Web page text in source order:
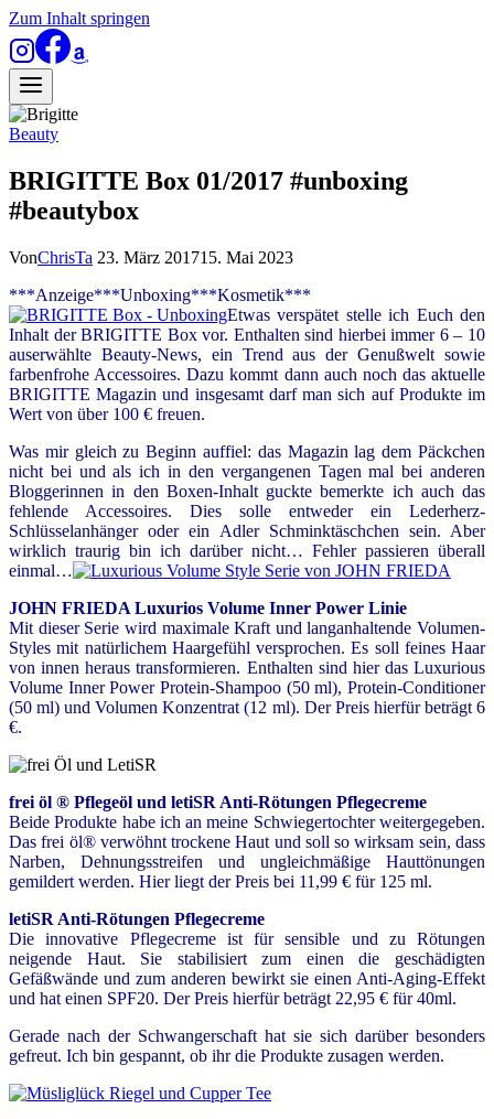
Zum Inhalt springen
Beauty
BRIGITTE Box 01/2017 #unboxing
#beautybox
VonChrisTa 23. März 201715. Mai 2023
***Anzeige***Unboxing***Kosmetik***
Etwas verspätet stelle ich Euch den
Inhalt der BRIGITTE Box vor. Enthalten sind hierbei immer 6 – 10
auserwählte Beauty-News, ein Trend aus der Genußwelt sowie
farbenfrohe Accessoires. Dazu kommt dann auch noch das aktuelle
BRIGITTE Magazin und insgesamt darf man sich auf Produkte im
Wert von über 100 € freuen.
Was mir gleich zu Beginn auffiel: das Magazin lag dem Päckchen
nicht bei und als ich in den vergangenen Tagen mal bei anderen
Bloggerinnen in den Boxen-Inhalt guckte bemerkte ich auch das
fehlende Accessoires. Dies solle entweder ein Lederherz-
Schlüsselanhänger oder ein Adler Schminktäschchen sein. Aber
wirklich traurig bin ich darüber nicht… Fehler passieren überall
einmal…
JOHN FRIEDA Luxurios Volume Inner Power Linie
Mit dieser Serie wird maximale Kraft und langanhaltende Volumen-
Styles mit natürlichem Haargefühl versprochen. Es soll feines Haar
von innen heraus transformieren. Enthalten sind hier das Luxurious
Volume Inner Power Protein-Shampoo (50 ml), Protein-Conditioner
(50 ml) und Volumen Konzentrat (12 ml). Der Preis hierfür beträgt 6
€.
frei öl ® Pflegeöl und letiSR Anti-Rötungen Pflegecreme
Beide Produkte habe ich an meine Schwiegertochter weitergegeben.
Das frei öl® verwöhnt trockene Haut und soll so wirksam sein, dass
Narben, Dehnungsstreifen und ungleichmäßige Hauttönungen
gemildert werden. Hier liegt der Preis bei 11,99 € für 125 ml.
letiSR Anti-Rötungen Pflegecreme
Die innovative Pflegecreme ist für sensible und zu Rötungen
neigende Haut. Sie stabilisiert zum einen die geschädigten
Gefäßwände und zum anderen bewirkt sie einen Anti-Aging-Effekt
und hat einen SPF20. Der Preis hierfür beträgt 22,95 € für 40ml.
Gerade nach der Schwangerschaft hat sie sich darüber besonders
gefreut. Ich bin gespannt, ob ihr die Produkte zusagen werden.